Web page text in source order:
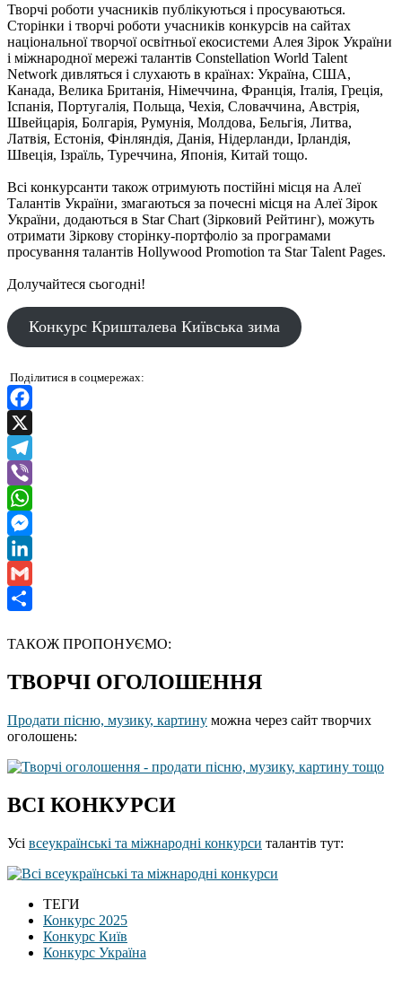
Творчі роботи учасників публікуються і просуваються.
Cторінки і творчі роботи учасників конкурсів на сайтах
національної творчої освітньої екосистеми Алея Зірок України
і міжнародної мережі талантів Constellation World Talent
Network дивляться і слухають в країнах: Україна, США,
Канада, Велика Британія, Німеччина, Франція, Італія, Греція,
Іспанія, Португалія, Польща, Чехія, Словаччина, Австрія,
Швейцарія, Болгарія, Румунія, Молдова, Бельгія, Литва,
Латвія, Естонія, Фінляндія, Данія, Нідерланди, Ірландія,
Швеція, Ізраїль, Туреччина, Японія, Китай тощо.
Всі конкурсанти також отримують постійні місця на Алеї
Талантів України, змагаються за почесні місця на Алеї Зірок
України, додаються в Star Chart (Зірковий Рейтинг), можуть
отримати Зіркову сторінку-портфоліо за програмами
просування талантів Hollywood Promotion та Star Talent Pages.
Долучайтеся сьогодні!
Конкурс Кришталева Київська зима
Поділитися в соцмережах:
Facebook
X
Telegram
Viber
WhatsApp
Messenger
LinkedIn
Gmail
ТАКОЖ ПРОПОНУЄМО:
ТВОРЧІ ОГОЛОШЕННЯ
Продати пісню, музику, картину можна через сайт творчих
оголошень:
ВСІ КОНКУРСИ
Усі всеукраїнські та міжнародні конкурси талантів тут:
ТЕГИ
Конкурс 2025
Конкурс Київ
Конкурс Україна